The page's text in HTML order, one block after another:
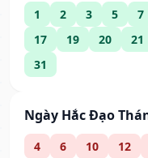
1 2 3 5 7
17
19 20 21
31
Ngày Hắc Đạo
4 6 10 12